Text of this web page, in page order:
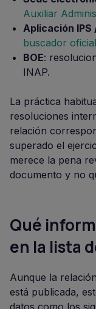
Auxiliar
Aplicación IPS
buscador
BOE:
INAP.
La práctica
resoluciones
relación
superado el
merece la pena
documento y no
Qué
en la lista
Aunque la
está publicada,
datos como los